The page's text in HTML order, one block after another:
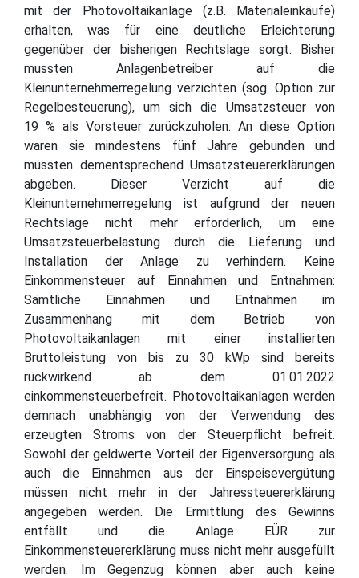
mit der Photovoltaikanlage (z.B. Materialeinkäufe)
erhalten, was für eine deutliche Erleichterung
gegenüber der bisherigen Rechtslage sorgt. Bisher
mussten Anlagenbetreiber auf die
Kleinunternehmerregelung verzichten (sog. Option zur
Regelbesteuerung), um sich die Umsatzsteuer von
19 % als Vorsteuer zurückzuholen. An diese Option
waren sie mindestens fünf Jahre gebunden und
mussten dementsprechend Umsatzsteuererklärungen
abgeben. Dieser Verzicht auf die
Kleinunternehmerregelung ist aufgrund der neuen
Rechtslage nicht mehr erforderlich, um eine
Umsatzsteuerbelastung durch die Lieferung und
Installation der Anlage zu verhindern. Keine
Einkommensteuer auf Einnahmen und Entnahmen:
Sämtliche Einnahmen und Entnahmen im
Zusammenhang mit dem Betrieb von
Photovoltaikanlagen mit einer installierten
Bruttoleistung von bis zu 30 kWp sind bereits
rückwirkend ab dem 01.01.2022
einkommensteuerbefreit. Photovoltaikanlagen werden
demnach unabhängig von der Verwendung des
erzeugten Stroms von der Steuerpflicht befreit.
Sowohl der geldwerte Vorteil der Eigenversorgung als
auch die Einnahmen aus der Einspeisevergütung
müssen nicht mehr in der Jahressteuererklärung
angegeben werden. Die Ermittlung des Gewinns
entfällt und die Anlage EÜR zur
Einkommensteuererklärung muss nicht mehr ausgefüllt
werden. Im Gegenzug können aber auch keine